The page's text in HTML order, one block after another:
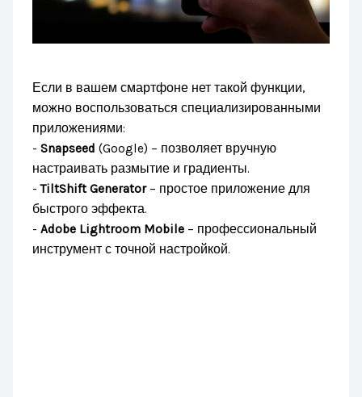
Если в вашем смартфоне нет такой функции,
можно воспользоваться специализированными
приложениями:
-Snapseed (Google) – позволяет вручную
настраивать размытие и градиенты.
-TiltShift Generator– простое приложение для
быстрого эффекта.
-Adobe Lightroom Mobile – профессиональный
инструмент с точной настройкой.